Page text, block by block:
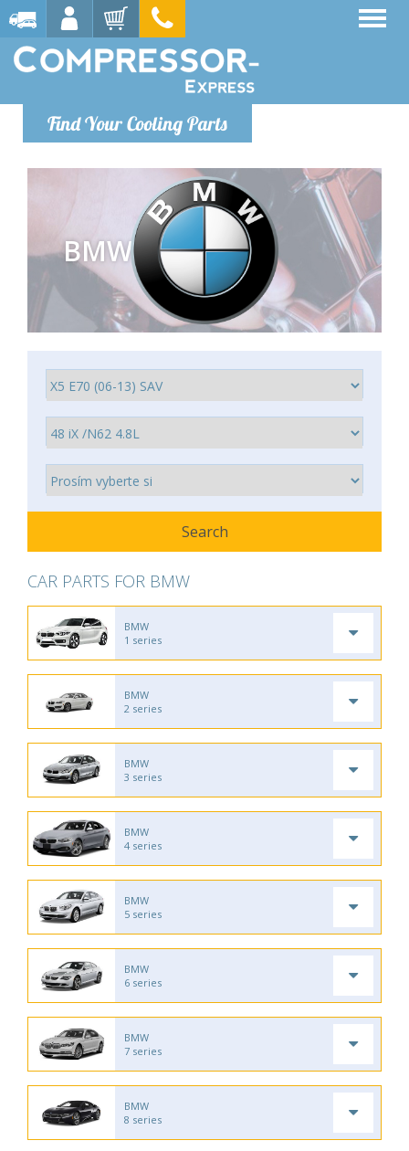
Find Your Cooling Parts
BMW
CAR PARTS FOR BMW
BMW
1 series
BMW
2 series
BMW
3 series
BMW
4 series
BMW
5 series
BMW
6 series
BMW
7 series
BMW
8 series